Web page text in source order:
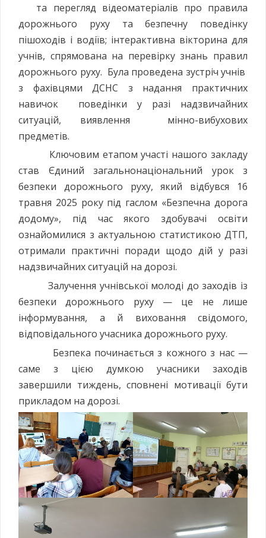
та перегляд відеоматеріалів про правила
дорожнього руху та безпечну поведінку
пішоходів і водіїв; інтерактивна вікторина для
учнів, спрямована на перевірку знань правил
дорожнього руху. Була проведена зустріч учнів
з фахівцями ДСНС з надання практичних
навичок поведінки у разі надзвичайних
ситуацій, виявлення мінно-вибухових
предметів.
Ключовим етапом участі нашого закладу
став Єдиний загальнонаціональний урок з
безпеки дорожнього руху, який відбувся 16
травня 2025 року під гаслом «Безпечна дорога
додому», під час якого здобувачі освіти
ознайомилися з актуальною статистикою ДТП,
отримали практичні поради щодо дій у разі
надзвичайних ситуацій на дорозі.
Залучення учнівської молоді до заходів із
безпеки дорожнього руху — це не лише
інформування, а й виховання свідомого,
відповідального учасника дорожнього руху.
Безпека починається з кожного з нас —
саме з цією думкою учасники заходів
завершили тиждень, сповнені мотивації бути
прикладом на дорозі.